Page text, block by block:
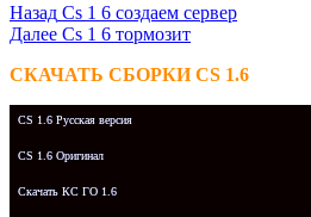
Назад Cs 1 6 создаем сервер
Далее Cs 1 6 тормозит
СКАЧАТЬ СБОРКИ CS 1.6
CS 1.6 Русская версия
CS 1.6 Оригинал
Скачать КС ГО 1.6